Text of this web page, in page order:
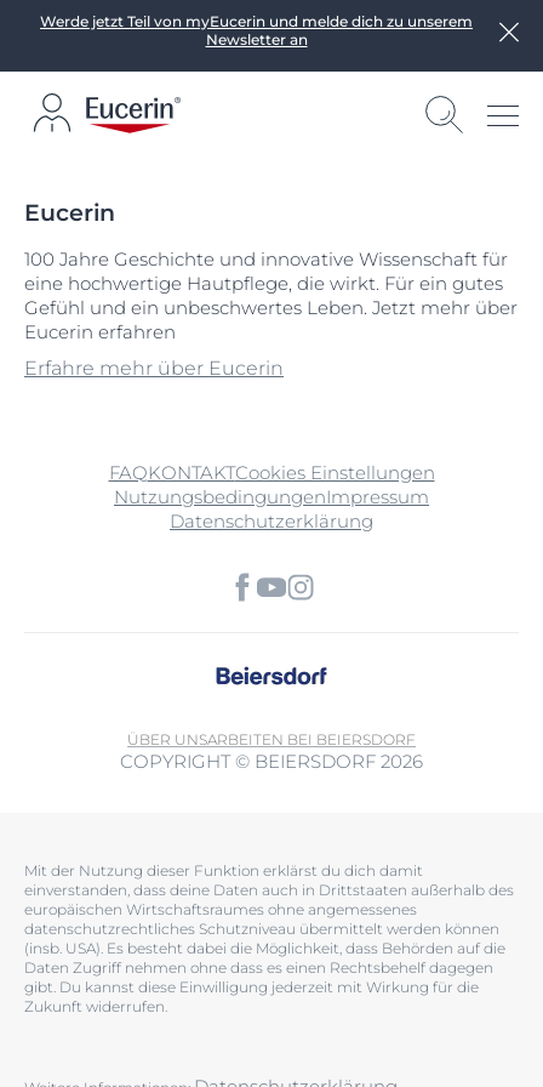
Werde jetzt Teil von myEucerin und melde dich zu unserem
Newsletter an
Eucerin
100 Jahre Geschichte und innovative Wissenschaft für
eine hochwertige Hautpflege, die wirkt. Für ein gutes
Gefühl und ein unbeschwertes Leben. Jetzt mehr über
Eucerin erfahren
Erfahre mehr über Eucerin
FAQKONTAKTCookies Einstellungen
NutzungsbedingungenImpressum
Datenschutzerklärung
ÜBER UNSARBEITEN BEI BEIERSDORF
COPYRIGHT © BEIERSDORF 2026
Mit der Nutzung dieser Funktion erklärst du dich damit
einverstanden, dass deine Daten auch in Drittstaaten außerhalb des
europäischen Wirtschaftsraumes ohne angemessenes
datenschutzrechtliches Schutzniveau übermittelt werden können
(insb. USA). Es besteht dabei die Möglichkeit, dass Behörden auf die
Daten Zugriff nehmen ohne dass es einen Rechtsbehelf dagegen
gibt. Du kannst diese Einwilligung jederzeit mit Wirkung für die
Zukunft widerrufen.